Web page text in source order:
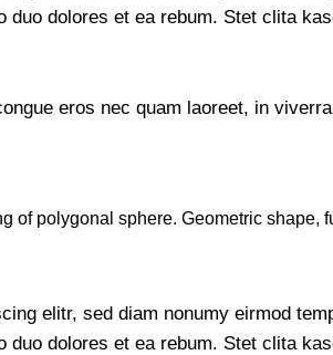
dolores et ea rebum. Stet clita
eros nec quam laoreet, in
of polygonal sphere. Geometric shape,
elitr, sed diam nonumy eirmod
dolores et ea rebum. Stet clita